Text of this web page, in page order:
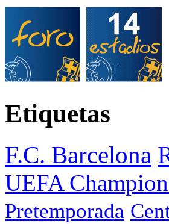
Etiquetas
F.C. Barcelona
UEFA
Pretemporada